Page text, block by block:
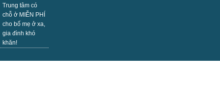
Trung tâm có
chỗ ở MIỄN PHÍ
cho bố mẹ ở xa,
gia đình khó
khăn!